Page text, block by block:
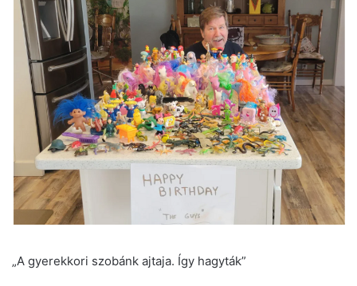
„A gyerekkori szobánk ajtaja. Így hagyták”